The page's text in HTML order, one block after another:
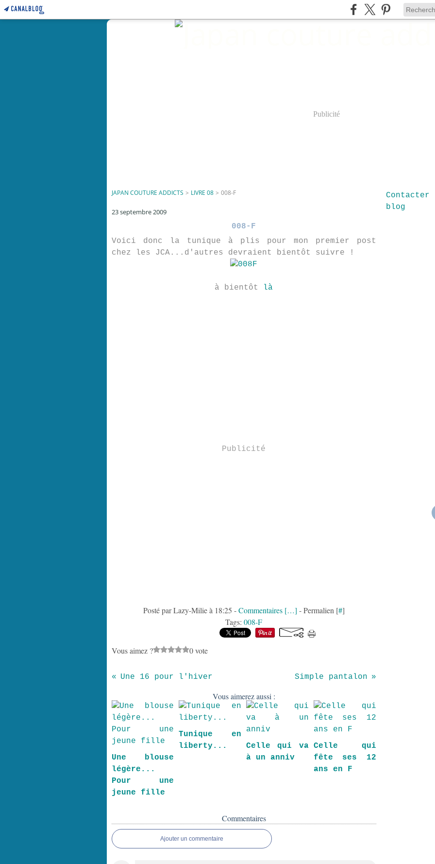
Publicité
JAPAN COUTURE ADDICTS > LIVRE 08 > 008-F
23 septembre 2009
008-F
Voici donc la tunique à plis pour mon premier post
chez les JCA...d'autres devraient bientôt suivre !
à bientôt là
Publicité
Posté par Lazy-Milie à 18:25 -Commentaires […] - Permalien [#]
Tags: 008-F
Vous aimez ? 0 vote
Une 16 pour l'hiver Simple pantalon
Vous aimerez aussi :
Une blouse
légère...
Pour une
jeune fille
Tunique en
liberty...
Celle qui va
à un anniv
Celle qui
fête ses 12
ans en F
Commentaires
Ajouter un commentaire
blog